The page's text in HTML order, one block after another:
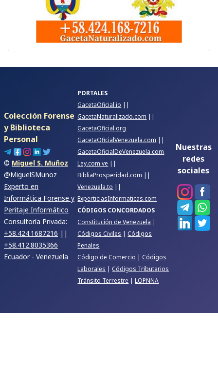
Colección Forense
y Biblioteca
Personal
© Miguel S. Muñoz
@MiguelSMunoz
Experto en
Informática Forense y
Peritaje Informático
Consultoría Privada:
+58.424.1687216 ||
+58.412.8035366
Ecuador - Venezuela
PORTALES
GacetaOficial.io ||
GacetaNaturalizado.com ||
GacetaOficial.org
GacetaOficialVenezuela.com ||
GacetaOficialDeVenezuela.com
Ley.com.ve ||
BibliaProsperidad.com ||
Venezuela.to ||
ExperticiasInformaticas.com
CÓDIGOS CONCORDADOS
Constitución de Venezuela |
Códigos Civiles |Códigos
Penales
Código de Comercio |Códigos
Laborales |Códigos Tributarios
Tránsito Terrestre |LOPNNA
Nuestras
redes
sociales